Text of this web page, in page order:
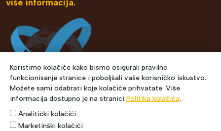
Koristimo kolačiće kako bismo osigurali pravilno
funkcionisanje stranice i poboljšali vaše korisničko iskustvo.
Možete sami odabrati koje kolačiće prihvatate. Više
informacija dostupno je na stranici Politika kolačića.
Analitički kolačići
Marketinški kolačići
više informacija.